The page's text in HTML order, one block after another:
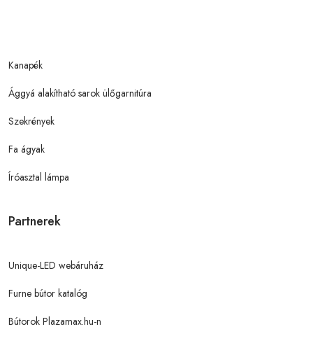
Kanapék
Ággyá alakítható sarok ülőgarnitúra
Szekrények
Fa ágyak
Íróasztal lámpa
Partnerek
Unique-LED webáruház
Furne bútor katalóg
Bútorok Plazamax.hu-n